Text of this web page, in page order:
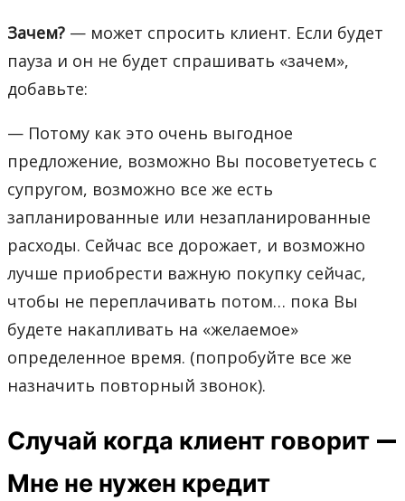
Зачем? — может спросить клиент. Если будет
пауза и он не будет спрашивать «зачем»,
добавьте:
— Потому как это очень выгодное
предложение, возможно Вы посоветуетесь с
супругом, возможно все же есть
запланированные или незапланированные
расходы. Сейчас все дорожает, и возможно
лучше приобрести важную покупку сейчас,
чтобы не переплачивать потом… пока Вы
будете накапливать на «желаемое»
определенное время. (попробуйте все же
назначить повторный звонок).
Случай когда клиент говорит —
Мне не нужен кредит